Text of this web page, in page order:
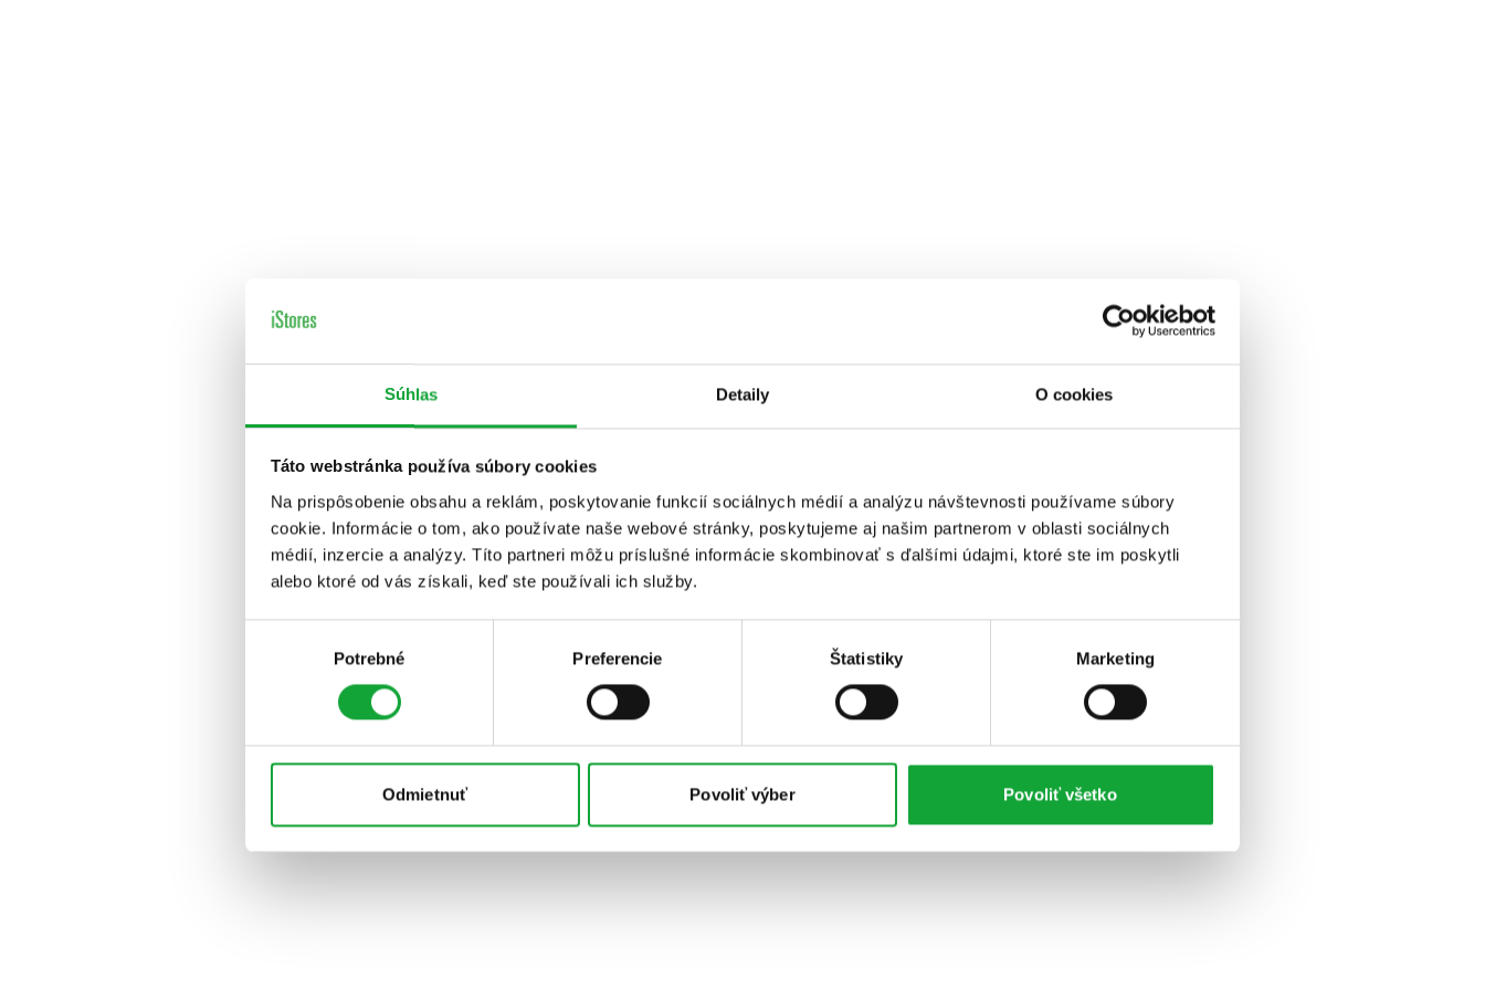
Súhlas Detaily O cookies
Táto webstránka používa súbory cookies
Na prispôsobenie obsahu a reklám, poskytovanie funkcií sociálnych médií a analýzu návštevnosti používame súbory
cookie. Informácie o tom, ako používate naše webové stránky, poskytujeme aj našim partnerom v oblasti sociálnych
médií, inzercie a analýzy. Títo partneri môžu príslušné informácie skombinovať s ďalšími údajmi, ktoré ste im poskytli
alebo ktoré od vás získali, keď ste používali ich služby.
Potrebné Preferencie Štatistiky Marketing
Odmietnuť Povoliť výber Povoliť všetko